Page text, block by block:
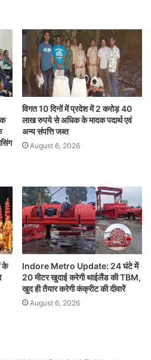
g
er
विगत 10 दिनों में प्रदेश में 2 करोड़ 40
लाख रुपये से अधिक के मादक पदार्थ एवं
अन्य संपत्ति जब्त
August 6, 2026
के
Indore Metro Update: 24 घंटे में
20 मीटर खुदाई करेगी थाईलैंड की TBM,
खुद ही तैयार करेगी कंक्रीट की दीवारें
August 6, 2026